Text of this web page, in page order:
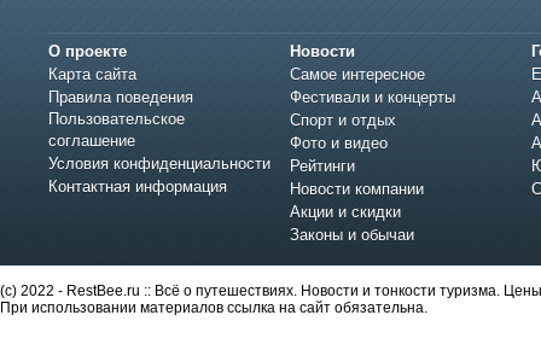
О проекте
Карта сайта
Правила поведения
Пользовательское
соглашение
Условия конфиденциальности
Контактная информация
Новости
Самое интересное
Фестивали и концерты
Спорт и отдых
Фото и видео
Рейтинги
Новости компании
Акции и скидки
Законы и обычаи
(c) 2022 - RestBee.ru :: Всё о путешествиях. Новости и тонкости туризма.
При использовании материалов ссылка на сайт обязательна.